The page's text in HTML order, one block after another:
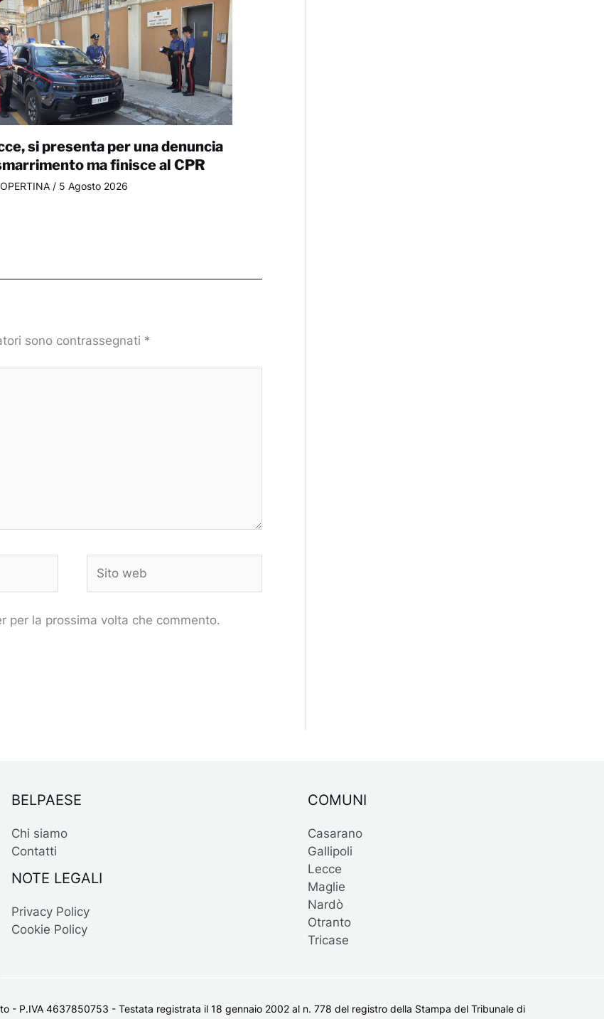
si presenta per una denuncia
ma finisce al CPR
/ 5 Agosto 2026
sono contrassegnati *
web
per la prossima volta che commento.
BELPAESE
Chi siamo
Contatti
NOTE LEGALI
Privacy Policy
Cookie Policy
COMUNI
Casarano
Gallipoli
Lecce
Maglie
Nardò
Otranto
Tricase
- P.IVA 4637850753 - Testata registrata il 18 gennaio 2002 al n. 778 del registro della Stampa del Tribunale di